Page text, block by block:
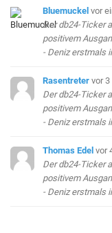
Bluemuckel vor
Der db24-Ticker
positivem
- Deniz erstmals
Rasentreter vor
Der db24-Ticker
positivem
- Deniz erstmals
Thomas Edel vor
Der db24-Ticker
positivem
- Deniz erstmals